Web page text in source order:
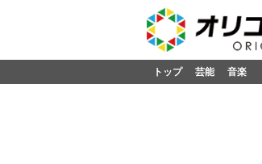
トップ 芸能 音楽